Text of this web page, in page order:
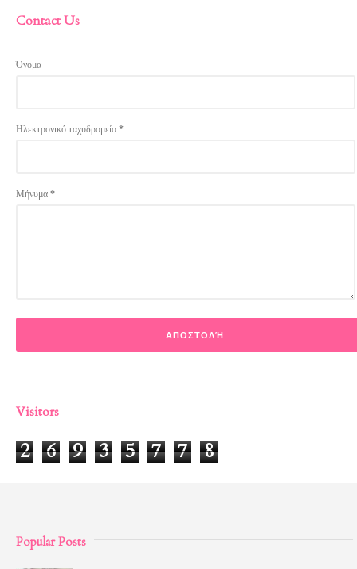
Contact Us
Όνομα
Ηλεκτρονικό ταχυδρομείο *
Μήνυμα *
Visitors
2 6 9 3 5 7 7 8
Popular Posts